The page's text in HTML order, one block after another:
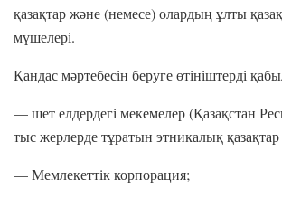
қазақтар және (немесе) олардың ұлты
мүшелері.
Қандас мәртебесін беруге өтініштерді
— шет елдердегі мекемелер (Қазақстан
тыс жерлерде тұратын этникалық
— Мемлекеттік корпорация;